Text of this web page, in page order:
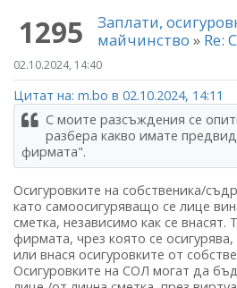
1295
Заплати,
майчинство» Re:
02.10.2024, 14:40
Цитат на: m.bo в 02.10.2024, 14:11
С моите разсъждения се
разбера какво имате
фирмата".
Осигуровките на собственика/
като самоосигуряващо се лице
сметка, независимо как се внасят.
фирмата, чрез която се
или внася осигуровките от
Осигуровките на СОЛ могат да